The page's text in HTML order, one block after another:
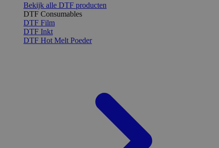
Bekijk alle DTF producten
DTF Consumables
DTF Film
DTF Inkt
DTF Hot Melt Poeder